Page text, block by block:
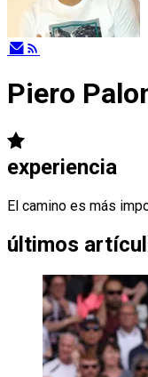
Piero
experiencia
El camino es más
últimos